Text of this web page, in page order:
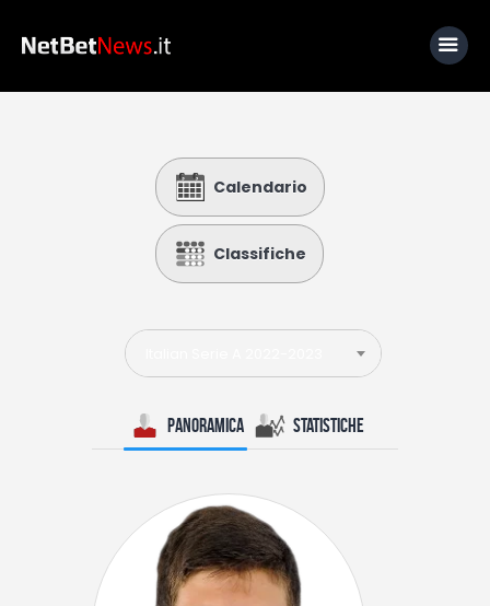
Calcio
Basket
Tennis
Lo Sapevi Che
I consigli di Giulia
Calendario
Classifiche
Panoramica Statistiche